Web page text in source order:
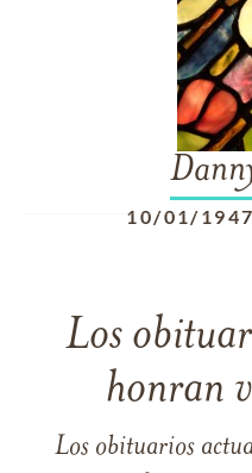
10/01/1947
Los
honran
Los obituarios